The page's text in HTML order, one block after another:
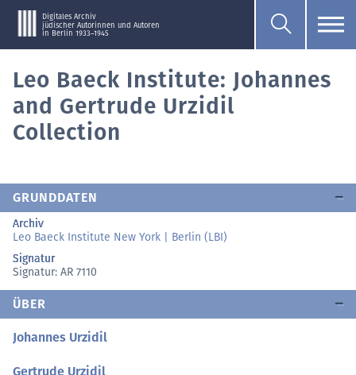
Digitales Archiv
jüdischer Autorinnen und Autoren
in Berlin 1933–1945
Leo Baeck Institute: Johannes
and Gertrude Urzidil
Collection
GRUNDDATEN
Archiv
Leo Baeck Institute New York | Berlin (LBI)
Signatur
Signatur: AR 7110
ÜBER
Johannes Urzidil
Gertrude Urzidil